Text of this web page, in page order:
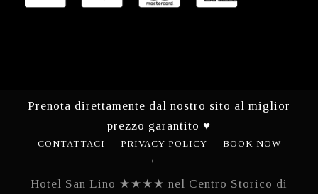
Prenota direttamente dal nostro sito al miglior
prezzo garantito ♥
CONTATTACI PRIVACY POLICY
BOOK NOW
→
Hotel San Lino ★★★★ nel Centro Storico di